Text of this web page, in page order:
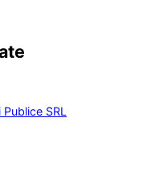
SRL